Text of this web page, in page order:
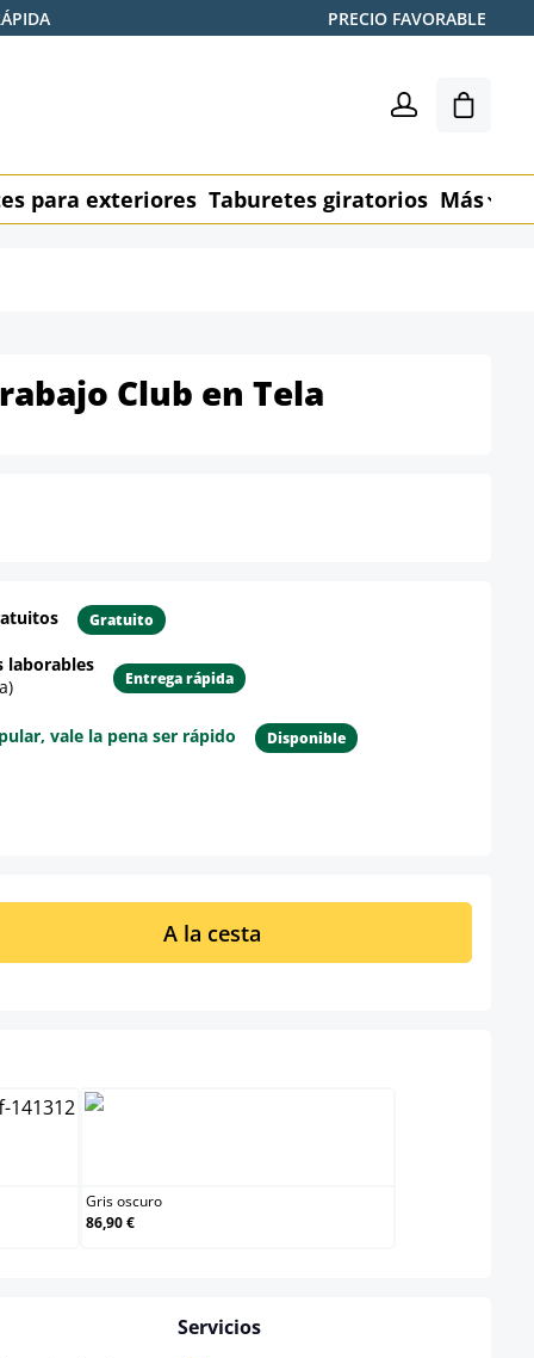
PRECIO FAVORABLE
El
para exteriores Taburetes giratorios Más
Club en Tela
Gratuito
laborables
Entrega rápida
vale la pena ser rápido Disponible
el producto
introduce la cantidad deseada o
A la cesta
Gris oscuro
86,90 €
Servicios